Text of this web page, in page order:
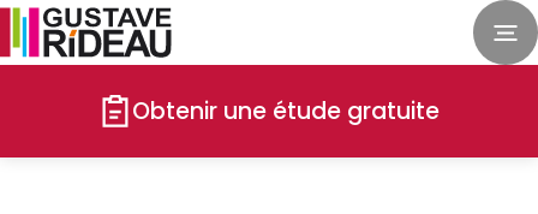
Obtenir une étude gratuite